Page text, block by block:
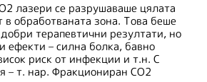
лазери се разрушаваше цялата
в обработваната зона. Това беше
терапевтични резултати, но
ефекти – силна болка, бавно
риск от инфекции и т.н. С
– т. нар. Фракциониран CO2